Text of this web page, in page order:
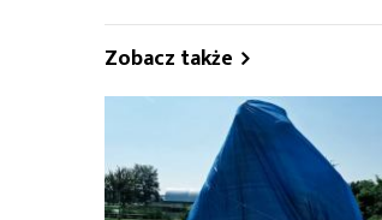
Zobacz także